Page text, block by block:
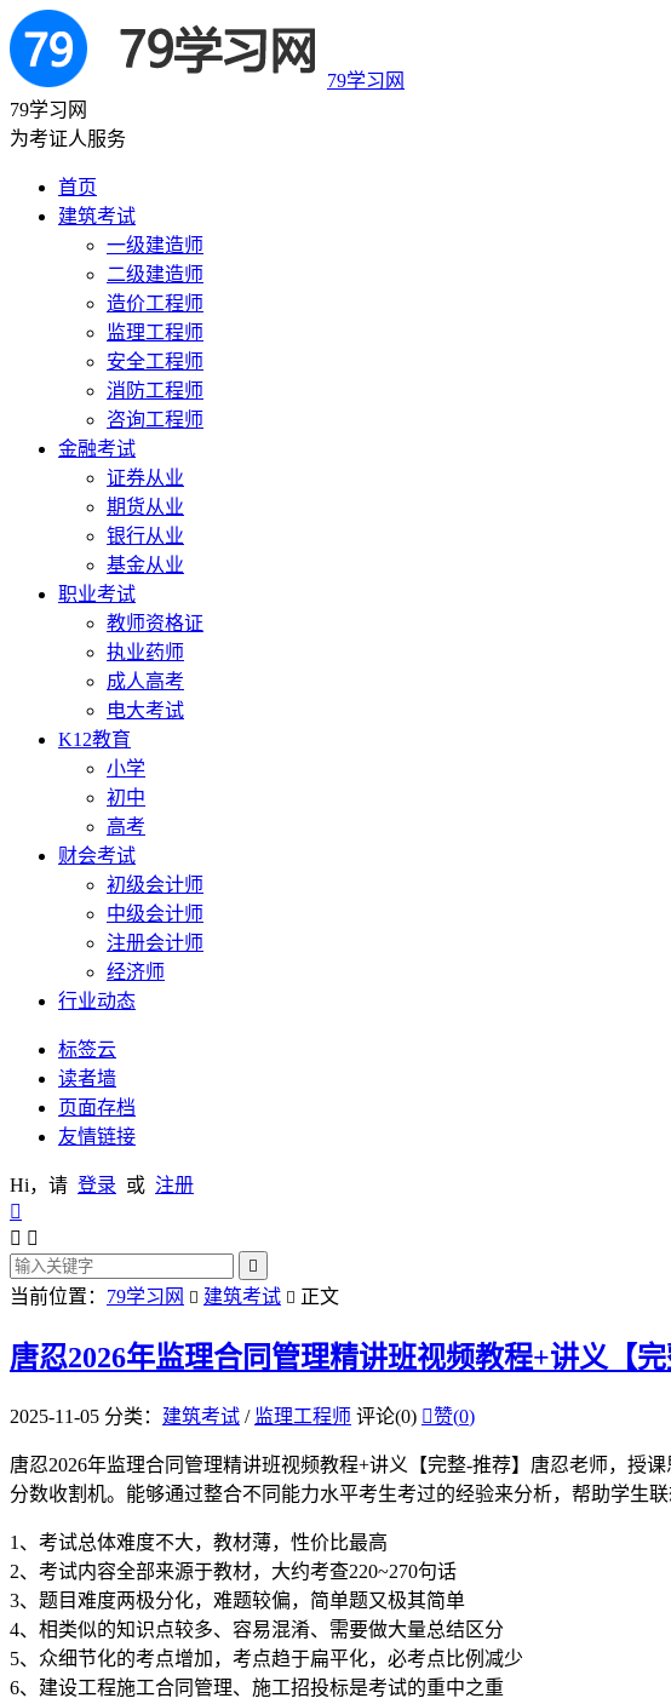
79学习网
79学习网
为考证人服务
首页
建筑考试
一级建造师
二级建造师
造价工程师
监理工程师
安全工程师
消防工程师
咨询工程师
金融考试
证券从业
期货从业
银行从业
基金从业
职业考试
教师资格证
执业药师
成人高考
电大考试
K12教育
小学
初中
高考
财会考试
初级会计师
中级会计师
注册会计师
经济师
行业动态
标签云
读者墙
页面存档
友情链接
Hi，请 登录 或 注册

 

当前位置： 79学习网  建筑考试  正文
唐忍2026年监理合同管理精讲班视频教程+讲义【完
2025-11-05 分类： 建筑考试 / 监理工程师 评论(0) 赞(0)
唐忍2026年监理合同管理精讲班视频教程+讲义【完整-推荐】唐忍老师，授
分数收割机。能够通过整合不同能力水平考生考过的经验来分析，帮助学生
1、考试总体难度不大，教材薄，性价比最高
2、考试内容全部来源于教材，大约考查220~270句话
3、题目难度两极分化，难题较偏，简单题又极其简单
4、相类似的知识点较多、容易混淆、需要做大量总结区分
5、众细节化的考点增加，考点趋于扁平化，必考点比例减少
6、建设工程施工合同管理、施工招投标是考试的重中之重